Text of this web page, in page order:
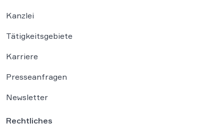
Kanzlei
Tätigkeitsgebiete
Karriere
Presseanfragen
Newsletter
Rechtliches